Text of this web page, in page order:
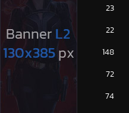
ซีรีย์จีน
23
ซีรีย์ญี่ปุ่น
22
ซีรีย์ฝรั่ง
148
ซีรีย์เกาหลี
72
74